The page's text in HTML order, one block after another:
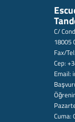
C/
18005
Fax/
Cep:
Email:
Cuma: